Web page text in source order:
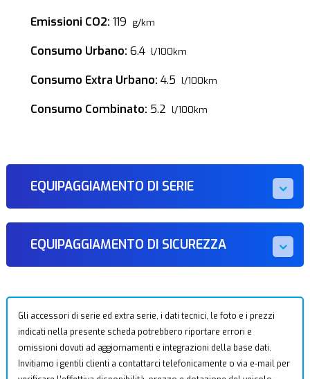
Emissioni CO2: 119 g/km
Consumo Urbano: 6.4 l/100km
Consumo Extra Urbano: 4.5 l/100km
Consumo Combinato: 5.2 l/100km
EQUIPAGGIAMENTO DI SERIE
EQUIPAGGIAMENTO DI SICUREZZA
Gli accessori di serie ed extra serie, i dati tecnici, le foto e i prezzi
indicati nella presente scheda potrebbero riportare errori e
omissioni dovuti ad aggiornamenti e integrazioni della base dati.
Invitiamo i gentili clienti a contattarci telefonicamente o via e-mail per